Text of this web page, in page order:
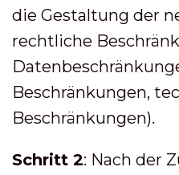
die Gestaltung der
rechtliche
Beschränkungen,
Beschränkungen).
Schritt 2: Nach der